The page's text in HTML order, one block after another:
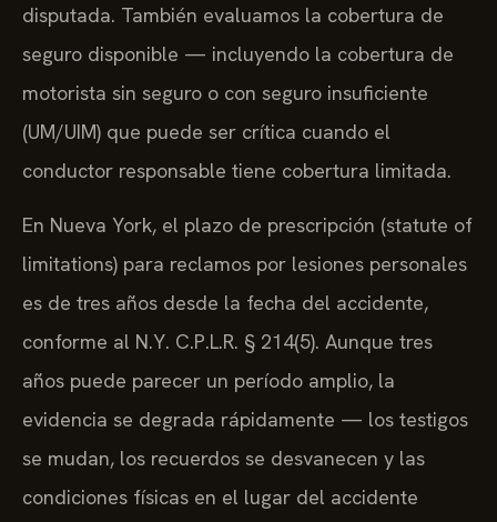
disputada. También evaluamos la cobertura de
seguro disponible — incluyendo la cobertura de
motorista sin seguro o con seguro insuficiente
(UM/UIM) que puede ser crítica cuando el
conductor responsable tiene cobertura limitada.
En Nueva York, el plazo de prescripción (statute of
limitations) para reclamos por lesiones personales
es de tres años desde la fecha del accidente,
conforme al N.Y. C.P.L.R. § 214(5). Aunque tres
años puede parecer un período amplio, la
evidencia se degrada rápidamente — los testigos
se mudan, los recuerdos se desvanecen y las
condiciones físicas en el lugar del accidente